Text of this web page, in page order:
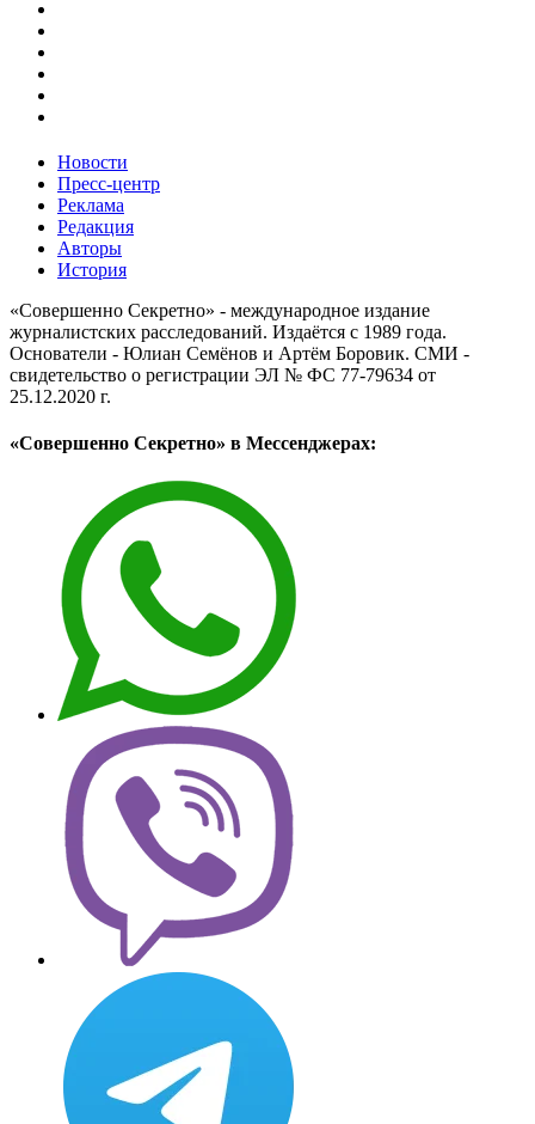
Новости
Пресс-центр
Реклама
Редакция
Авторы
История
«Совершенно Секретно» - международное издание
журналистских расследований. Издаётся с 1989 года.
Основатели - Юлиан Семёнов и Артём Боровик. CМИ -
свидетельство о регистрации ЭЛ № ФС 77-79634 от
25.12.2020 г.
«Совершенно Секретно» в Мессенджерах: